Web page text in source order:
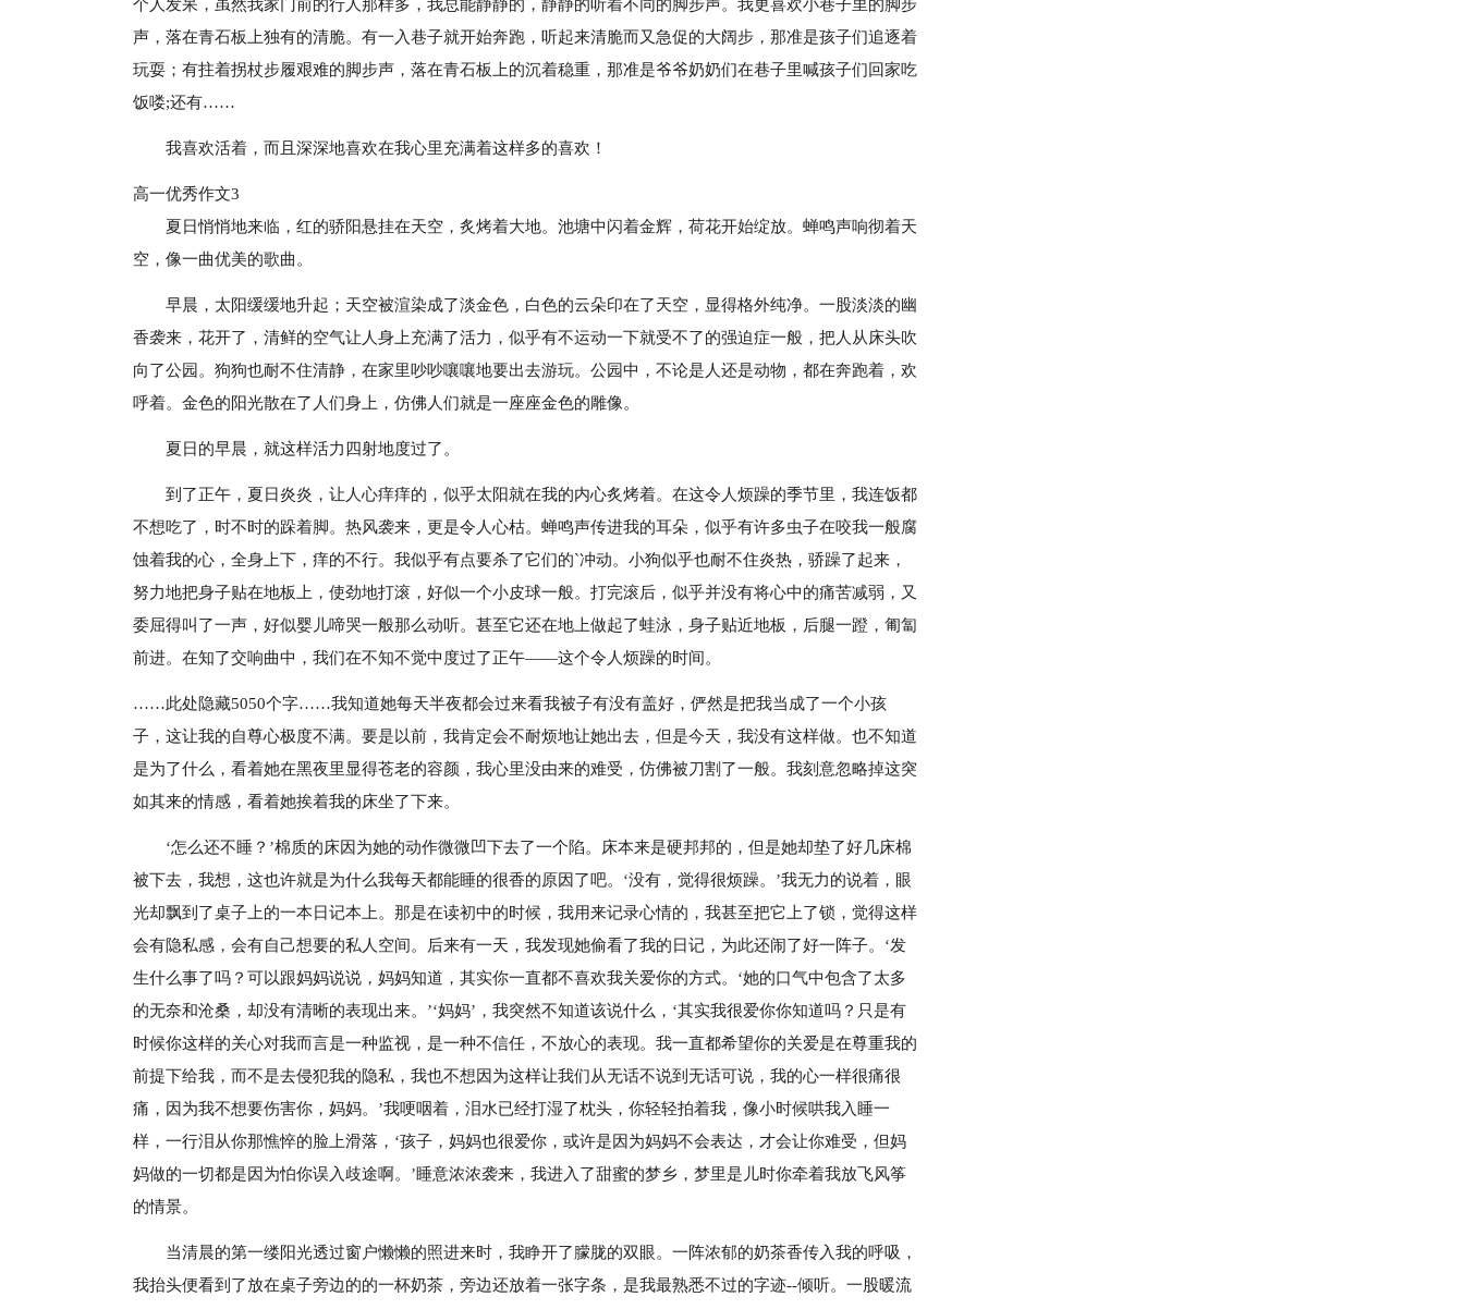
个人发呆，虽然我家门前的行人那样多，我总能静静的，静静的听着不同的脚步声。我更喜欢小巷子里的脚步
声，落在青石板上独有的清脆。有一入巷子就开始奔跑，听起来清脆而又急促的大阔步，那准是孩子们追逐着
玩耍；有拄着拐杖步履艰难的脚步声，落在青石板上的沉着稳重，那准是爷爷奶奶们在巷子里喊孩子们回家吃
饭喽;还有……
我喜欢活着，而且深深地喜欢在我心里充满着这样多的喜欢！
高一优秀作文3
夏日悄悄地来临，红的骄阳悬挂在天空，炙烤着大地。池塘中闪着金辉，荷花开始绽放。蝉鸣声响彻着天
空，像一曲优美的歌曲。
早晨，太阳缓缓地升起；天空被渲染成了淡金色，白色的云朵印在了天空，显得格外纯净。一股淡淡的幽
香袭来，花开了，清鲜的空气让人身上充满了活力，似乎有不运动一下就受不了的强迫症一般，把人从床头吹
向了公园。狗狗也耐不住清静，在家里吵吵嚷嚷地要出去游玩。公园中，不论是人还是动物，都在奔跑着，欢
呼着。金色的阳光散在了人们身上，仿佛人们就是一座座金色的雕像。
夏日的早晨，就这样活力四射地度过了。
到了正午，夏日炎炎，让人心痒痒的，似乎太阳就在我的内心炙烤着。在这令人烦躁的季节里，我连饭都
不想吃了，时不时的跺着脚。热风袭来，更是令人心枯。蝉鸣声传进我的耳朵，似乎有许多虫子在咬我一般腐
蚀着我的心，全身上下，痒的不行。我似乎有点要杀了它们的`冲动。小狗似乎也耐不住炎热，骄躁了起来，
努力地把身子贴在地板上，使劲地打滚，好似一个小皮球一般。打完滚后，似乎并没有将心中的痛苦减弱，又
委屈得叫了一声，好似婴儿啼哭一般那么动听。甚至它还在地上做起了蛙泳，身子贴近地板，后腿一蹬，匍匐
前进。在知了交响曲中，我们在不知不觉中度过了正午——这个令人烦躁的时间。
……此处隐藏5050个字……我知道她每天半夜都会过来看我被子有没有盖好，俨然是把我当成了一个小孩
子，这让我的自尊心极度不满。要是以前，我肯定会不耐烦地让她出去，但是今天，我没有这样做。也不知道
是为了什么，看着她在黑夜里显得苍老的容颜，我心里没由来的难受，仿佛被刀割了一般。我刻意忽略掉这突
如其来的情感，看着她挨着我的床坐了下来。
‘怎么还不睡？’棉质的床因为她的动作微微凹下去了一个陷。床本来是硬邦邦的，但是她却垫了好几床棉
被下去，我想，这也许就是为什么我每天都能睡的很香的原因了吧。‘没有，觉得很烦躁。’我无力的说着，眼
光却飘到了桌子上的一本日记本上。那是在读初中的时候，我用来记录心情的，我甚至把它上了锁，觉得这样
会有隐私感，会有自己想要的私人空间。后来有一天，我发现她偷看了我的日记，为此还闹了好一阵子。‘发
生什么事了吗？可以跟妈妈说说，妈妈知道，其实你一直都不喜欢我关爱你的方式。‘她的口气中包含了太多
的无奈和沧桑，却没有清晰的表现出来。’‘妈妈’，我突然不知道该说什么，‘其实我很爱你你知道吗？只是有
时候你这样的关心对我而言是一种监视，是一种不信任，不放心的表现。我一直都希望你的关爱是在尊重我的
前提下给我，而不是去侵犯我的隐私，我也不想因为这样让我们从无话不说到无话可说，我的心一样很痛很
痛，因为我不想要伤害你，妈妈。’我哽咽着，泪水已经打湿了枕头，你轻轻拍着我，像小时候哄我入睡一
样，一行泪从你那憔悴的脸上滑落，‘孩子，妈妈也很爱你，或许是因为妈妈不会表达，才会让你难受，但妈
妈做的一切都是因为怕你误入歧途啊。’睡意浓浓袭来，我进入了甜蜜的梦乡，梦里是儿时你牵着我放飞风筝
的情景。
当清晨的第一缕阳光透过窗户懒懒的照进来时，我睁开了朦胧的双眼。一阵浓郁的奶茶香传入我的呼吸，
我抬头便看到了放在桌子旁边的的一杯奶茶，旁边还放着一张字条，是我最熟悉不过的字迹--倾听。一股暖流